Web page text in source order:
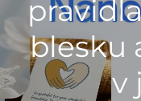
blesku
v